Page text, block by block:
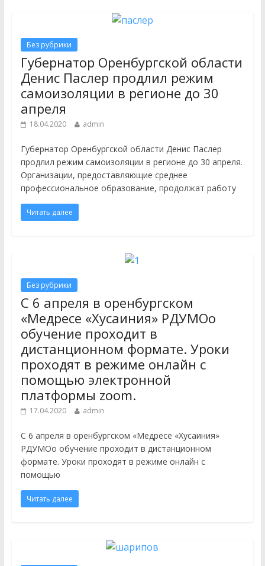
Без рубрики
Губернатор Оренбургской области
Денис Паслер продлил режим
самоизоляции в регионе до 30
апреля
18.04.2020 admin
Губернатор Оренбургской области Денис Паслер
продлил режим самоизоляции в регионе до 30 апреля.
Организации, предоставляющие среднее
профессиональное образование, продолжат работу
Читать далее
Без рубрики
С 6 апреля в оренбургском
«Медресе «Хусаиния» РДУМОо
обучение проходит в
дистанционном формате. Уроки
проходят в режиме онлайн с
помощью электронной
платформы zoom.
17.04.2020 admin
С 6 апреля в оренбургском «Медресе «Хусаиния»
РДУМОо обучение проходит в дистанционном
формате. Уроки проходят в режиме онлайн с
помощью
Читать далее